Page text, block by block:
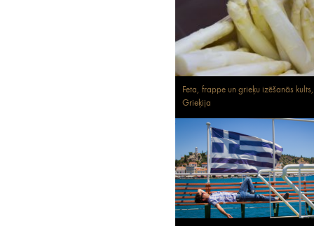
Feta, frappe un grieķu izēšanās kults,
Grieķija